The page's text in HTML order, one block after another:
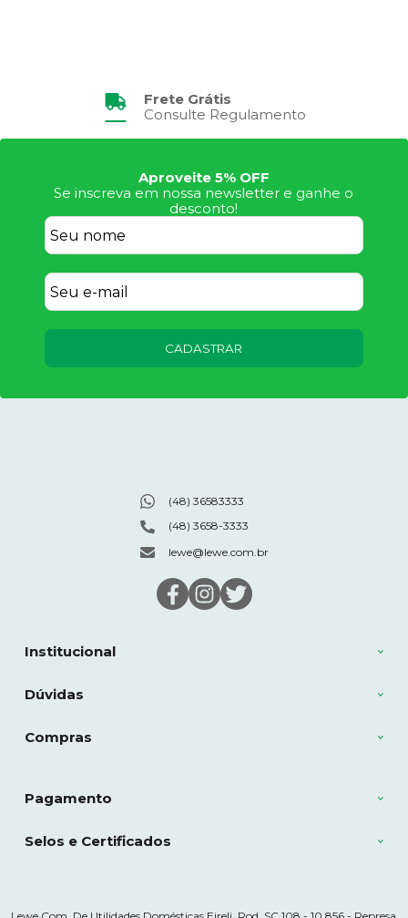
Frete Grátis
Consulte Regulamento
Aproveite 5% OFF
Se inscreva em nossa newsletter e ganhe o
desconto!
CADASTRAR
Institucional
Dúvidas
Compras
(48) 36583333
(48) 3658-3333
lewe@lewe.com.br
Pagamento
Selos e Certificados